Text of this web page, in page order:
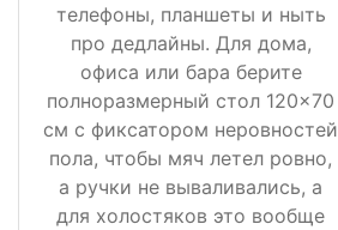
телефоны, планшеты и ныть
про дедлайны. Для дома,
офиса или бара берите
полноразмерный стол 120×70
см с фиксатором неровностей
пола, чтобы мяч летел ровно,
а ручки не вываливались, а
для холостяков это вообще